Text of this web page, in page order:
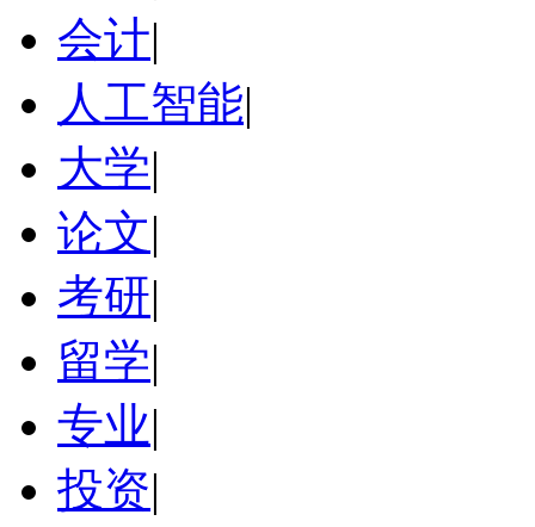
会计|
人工智能|
大学|
论文|
考研|
留学|
专业|
投资|